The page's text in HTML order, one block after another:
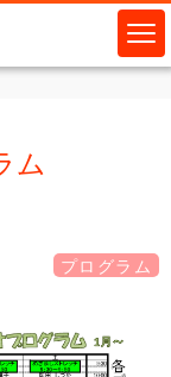
ム
プログラム